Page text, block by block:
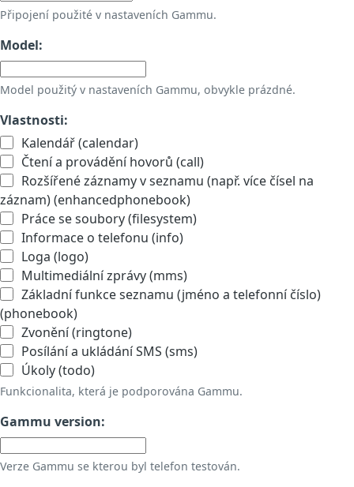
Připojení použité v nastaveních Gammu.
Model:
Model použitý v nastaveních Gammu, obvykle prázdné.
Vlastnosti:
Kalendář (calendar)
Čtení a provádění hovorů (call)
Rozšířené záznamy v seznamu (např. více čísel na
záznam) (enhancedphonebook)
Práce se soubory (filesystem)
Informace o telefonu (info)
Loga (logo)
Multimediální zprávy (mms)
Základní funkce seznamu (jméno a telefonní číslo)
(phonebook)
Zvonění (ringtone)
Posílání a ukládání SMS (sms)
Úkoly (todo)
Funkcionalita, která je podporována Gammu.
Gammu version:
Verze Gammu se kterou byl telefon testován.